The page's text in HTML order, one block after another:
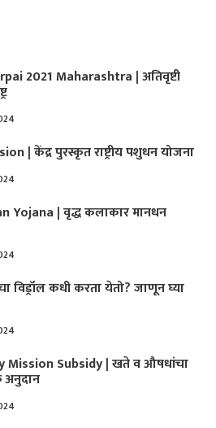
2021 Maharashtra | अतिवृष्टी
| केंद्र पुरस्कृत राष्ट्रीय पशुधन योजना
Yojana | वृद्ध कलाकार मानधन
विड्रॉल कधी करता येतो? जाणून घ्या
Mission Subsidy | खते व औषधांचा
अनुदान